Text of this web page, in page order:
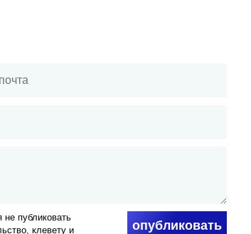
публиковать
клевету и опубликовать